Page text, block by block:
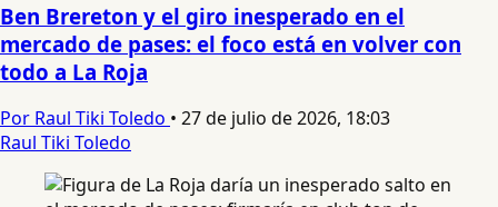
Ben Brereton y el giro inesperado en el
mercado de pases: el foco está en volver con
todo a La Roja
Por Raul Tiki Toledo • 27 de julio de 2026, 18:03
Raul Tiki Toledo